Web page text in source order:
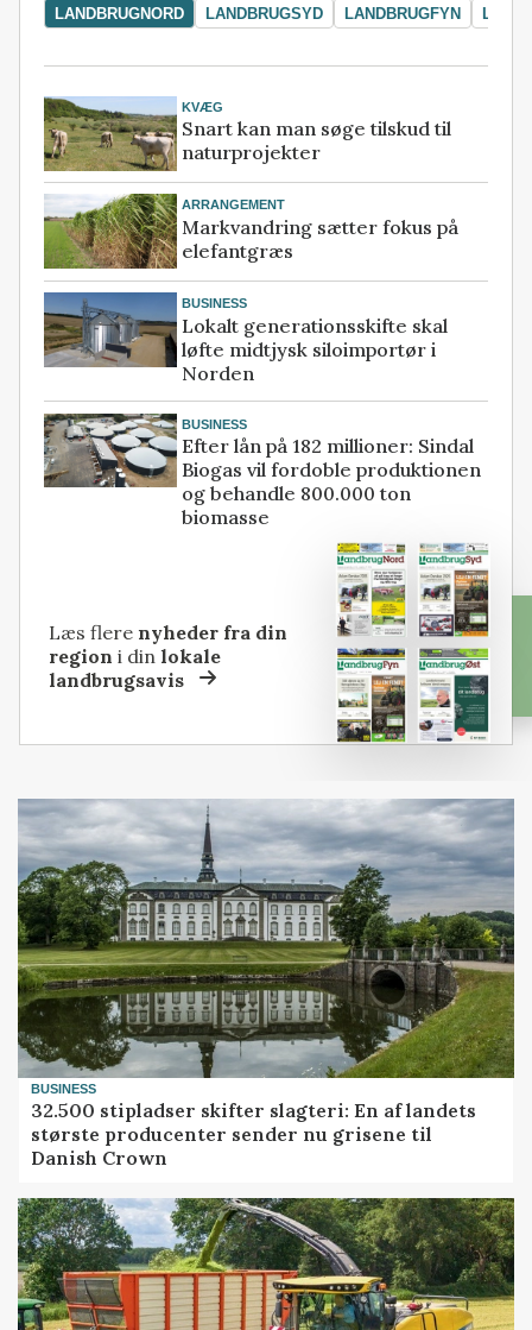
LANDBRUGNORD LANDBRUGSYD LANDBRUGFYN
KVÆG
Snart kan man søge tilskud til
naturprojekter
ARRANGEMENT
Markvandring sætter fokus på
elefantgræs
BUSINESS
Lokalt generationsskifte skal
løfte midtjysk siloimportør i
Norden
BUSINESS
Efter lån på 182 millioner: Sindal
Biogas vil fordoble produktionen
og behandle 800.000 ton
biomasse
Læs flere nyheder fra din
region i dinlokale
landbrugsavis
BUSINESS
32.500 stipladser skifter slagteri: En af landets
største producenter sender nu grisene til
Danish Crown